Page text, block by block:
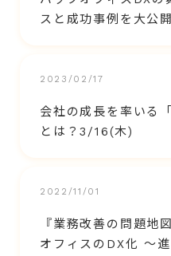
スと成功事例を大公
2023/02/17
会社の成長を率いる
とは？3/16(木)
2022/11/01
『業務改善の問題地
オフィスのDX化 ～